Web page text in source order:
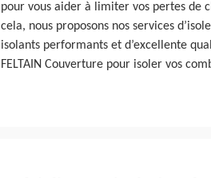
pour vous aider à limiter vos pertes de
cela, nous proposons nos services
isolants performants et d’excellente
FELTAIN Couverture pour isoler vos